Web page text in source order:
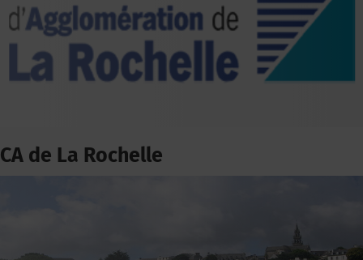
CA de La Rochelle